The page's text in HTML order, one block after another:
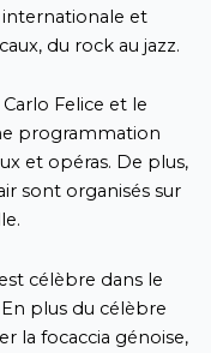
et
du rock au jazz.
Felice et le
programmation
et opéras. De plus,
sont organisés sur
célèbre dans le
plus du célèbre
la focaccia génoise,